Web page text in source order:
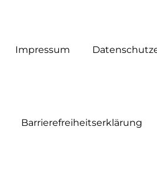
Impressum
Barrierefreiheitserklärung